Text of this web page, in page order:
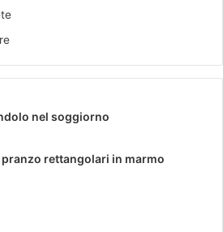
nel soggiorno
rettangolari in marmo